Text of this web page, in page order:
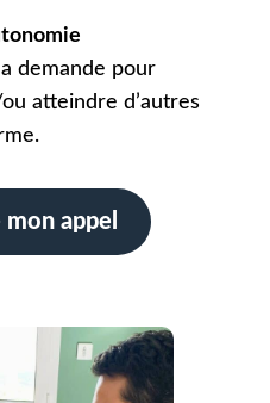
demande pour
atteindre d’autres
appel